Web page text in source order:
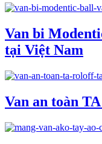
Van bi
tại Việt Nam
Van an toàn